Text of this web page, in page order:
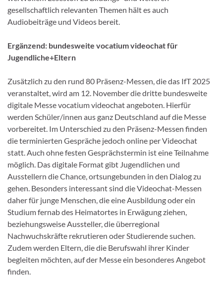
gesellschaftlich relevanten Themen hält es auch
Audiobeiträge und Videos bereit.
Ergänzend: bundesweite vocatium videochat für
Jugendliche+Eltern
Zusätzlich zu den rund 80 Präsenz-Messen, die das IfT 2025
veranstaltet, wird am 12. November die dritte bundesweite
digitale Messe vocatium videochat angeboten. Hierfür
werden Schüler/innen aus ganz Deutschland auf die Messe
vorbereitet. Im Unterschied zu den Präsenz-Messen finden
die terminierten Gespräche jedoch online per Videochat
statt. Auch ohne festen Gesprächstermin ist eine Teilnahme
möglich. Das digitale Format gibt Jugendlichen und
Ausstellern die Chance, ortsungebunden in den Dialog zu
gehen. Besonders interessant sind die Videochat-Messen
daher für junge Menschen, die eine Ausbildung oder ein
Studium fernab des Heimatortes in Erwägung ziehen,
beziehungsweise Aussteller, die überregional
Nachwuchskräfte rekrutieren oder Studierende suchen.
Zudem werden Eltern, die die Berufswahl ihrer Kinder
begleiten möchten, auf der Messe ein besonderes Angebot
finden.